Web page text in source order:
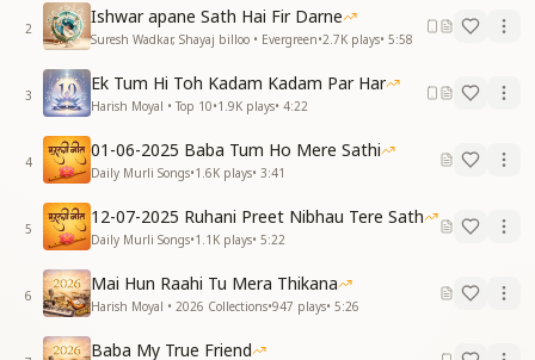
2
Ishwar apane Sath Hai Fir Darne
Suresh Wadkar, Shayaj billoo • Evergreen•2.7K plays• 5:58
3
Ek Tum Hi Toh Kadam Kadam Par Har
Harish Moyal • Top 10•1.9K plays• 4:22
4
01-06-2025 Baba Tum Ho Mere Sathi
Daily Murli Songs•1.6K plays• 3:41
5
12-07-2025 Ruhani Preet Nibhau Tere Sath
Daily Murli Songs•1.1K plays• 5:22
6
Mai Hun Raahi Tu Mera Thikana
Harish Moyal • 2026 Collections•947 plays• 5:26
Baba My True Friend